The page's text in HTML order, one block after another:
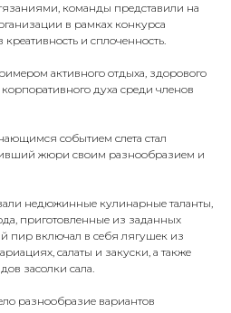
команды представили на
в рамках конкурса
и сплоченность.
активного отдыха, здорового
духа среди членов
событием слета стал
жюри своим разнообразием и
недюжинные кулинарные таланты,
приготовленные из заданных
пир включал в себя лягушек из
салаты и закуски, а также
засолки сала.
разнообразие вариантов